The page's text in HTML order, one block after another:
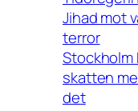
Jihad mot
terror
Stockholm
skatten
det